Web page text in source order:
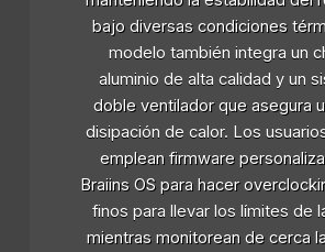
bajo diversas condiciones
modelo también integra un
aluminio de alta calidad y un
doble ventilador que asegura
disipación de calor. Los
emplean firmware
Braiins OS para hacer
finos para llevar los límites de
mientras monitorean de cerca